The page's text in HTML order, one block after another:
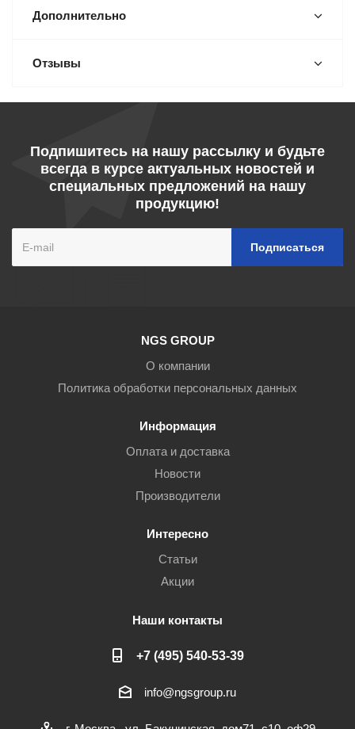
Дополнительно
Отзывы
Подпишитесь на нашу рассылку и будьте
всегда в курсе актуальных новостей и
специальных предложений на нашу
продукцию!
NGS GROUP
О компании
Политика обработки персональных данных
Информация
Оплата и доставка
Новости
Производители
Интересно
Статьи
Акции
Наши контакты
+7 (495) 540-53-39
info@ngsgroup.ru